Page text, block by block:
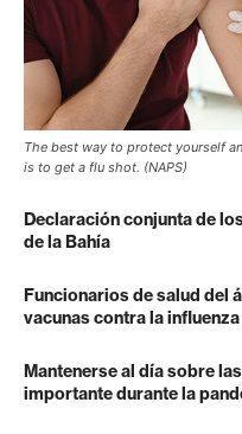
The best way to protect yourself
is to get a flu shot. (NAPS)
Declaración conjunta de
de la Bahía
Funcionarios de salud del
vacunas contra la influenza
Mantenerse al día sobre
importante durante la